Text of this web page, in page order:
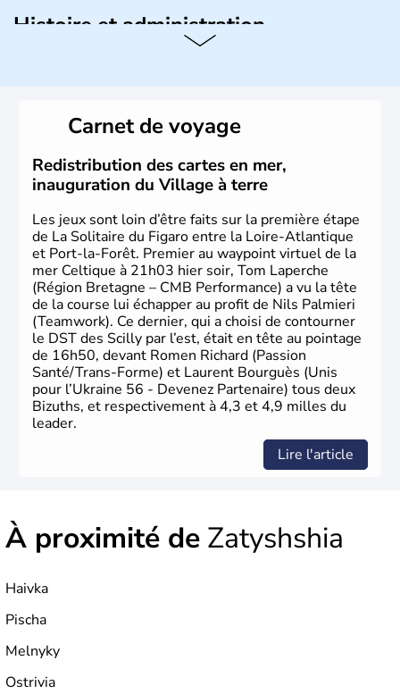
Histoire et administration
remonte au 24 août 1991. Sébastopol, Karkhov et
Odessa sont les principales villes d'Ukraine.
Carnet de voyage
Redistribution des cartes en mer,
inauguration du Village à terre
Les jeux sont loin d’être faits sur la première étape
de La Solitaire du Figaro entre la Loire-Atlantique
et Port-la-Forêt. Premier au waypoint virtuel de la
mer Celtique à 21h03 hier soir, Tom Laperche
(Région Bretagne – CMB Performance) a vu la tête
de la course lui échapper au profit de Nils Palmieri
(Teamwork). Ce dernier, qui a choisi de contourner
le DST des Scilly par l’est, était en tête au pointage
de 16h50, devant Romen Richard (Passion
Santé/Trans-Forme) et Laurent Bourguès (Unis
pour l’Ukraine 56 - Devenez Partenaire) tous deux
Bizuths, et respectivement à 4,3 et 4,9 milles du
leader.
Lire l'article
À proximité de Zatyshshia
Haivka
Pischa
Melnyky
Ostrivia